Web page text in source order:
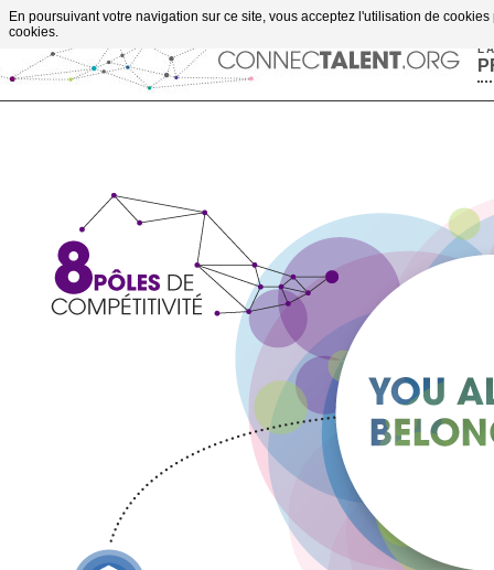
En poursuivant votre navigation sur ce site, vous acceptez l'utilisation de
cookies.
Aller au contenu